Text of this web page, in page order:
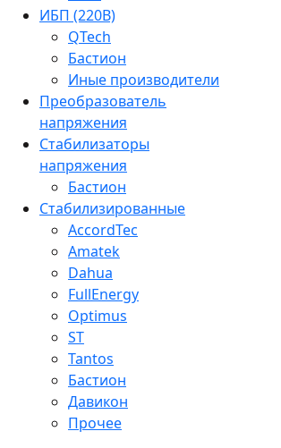
ИБП (220В)
QTech
Бастион
Иные производители
Преобразователь
напряжения
Стабилизаторы
напряжения
Бастион
Стабилизированные
AccordTec
Amatek
Dahua
FullEnergy
Optimus
ST
Tantos
Бастион
Давикон
Прочее